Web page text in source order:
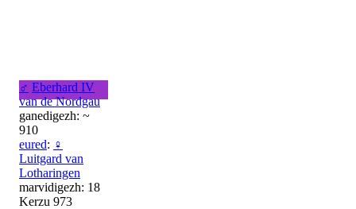
♂ Eberhard IV
van de Nordgau
ganedigezh: ~
910
eured: ♀
Luitgard van
Lotharingen
marvidigezh: 18
Kerzu 973